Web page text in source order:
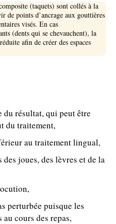
(taquets) sont collés à la
de points d’ancrage aux gouttières
visés. En cas
(dents qui se chevauchent), la
afin de créer des espaces
résultat, qui peut être
du traitement,
au traitement lingual,
des joues, des lèvres et de la
perturbée puisque les
cours des repas,